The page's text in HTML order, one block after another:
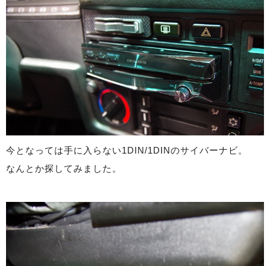
今となっては手に入らない1DIN/1DINのサイバーナビ。
なんとか探してみました。